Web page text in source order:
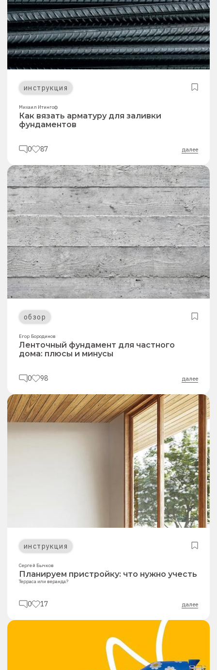
инструкция
Михаил Итингоф
Как вязать арматуру для заливки
фундаментов
0 87 далее
обзор
Егор Бородинов
Ленточный фундамент для частного
дома: плюсы и минусы
0 98 далее
инструкция
Сергей Бычков
Планируем пристройку: что нужно учесть
Терраса или веранда?
0 17 далее